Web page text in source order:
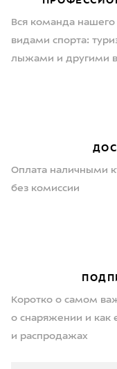
Вся команда нашего
видами спорта:
лыжами и другими
Оплата наличными
без комиссии
Коротко о самом
о снаряжении и как
и распродажах